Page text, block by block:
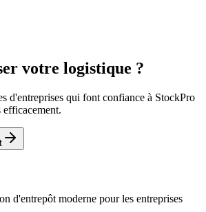
votre logistique ?
d'entreprises qui font confiance à StockPro
efficacement.
d'entrepôt moderne pour les entreprises